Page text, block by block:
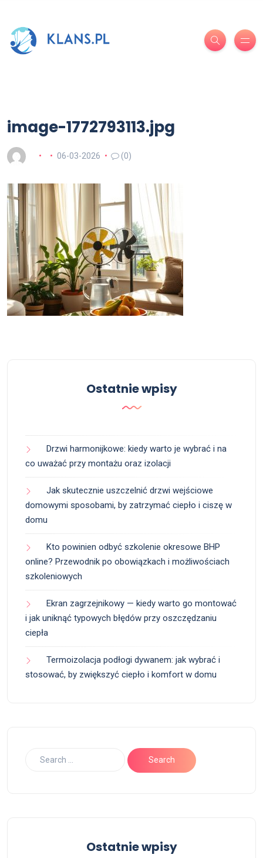
image-1772793113.jpg
06-03-2026 (0)
Ostatnie wpisy
Drzwi harmonijkowe: kiedy warto je wybrać i na
co uważać przy montażu oraz izolacji
Jak skutecznie uszczelnić drzwi wejściowe
domowymi sposobami, by zatrzymać ciepło i ciszę w
domu
Kto powinien odbyć szkolenie okresowe BHP
online? Przewodnik po obowiązkach i możliwościach
szkoleniowych
Ekran zagrzejnikowy — kiedy warto go montować
i jak uniknąć typowych błędów przy oszczędzaniu
ciepła
Termoizolacja podłogi dywanem: jak wybrać i
stosować, by zwiększyć ciepło i komfort w domu
Ostatnie wpisy